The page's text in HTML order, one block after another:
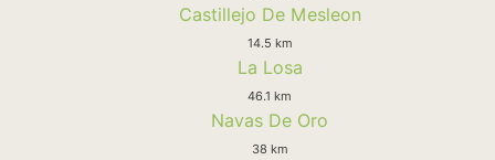
Castillejo De Mesleon
14.5 km
La Losa
46.1 km
Navas De Oro
38 km